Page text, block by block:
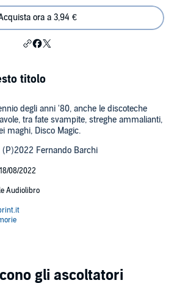
ora a 3,94 €
titolo
degli anni '80, anche le discoteche
tra fate svampite, streghe ammalianti,
maghi, Disco Magic.
Fernando Barchi